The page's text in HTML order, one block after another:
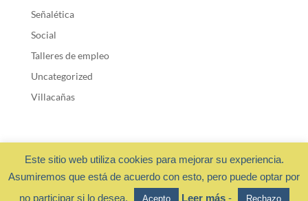
Señalética
Social
Talleres de empleo
Uncategorized
Villacañas
Fundación Cadisla 2018 ·Privacidad y cookies - Diseño web:
OchoalCuadradoDESIGN
Este sitio web utiliza cookies para mejorar su experiencia.
Asumiremos que está de acuerdo con esto, pero puede optar por
no participar si lo desea.
Acepto Leer más- Rechazo